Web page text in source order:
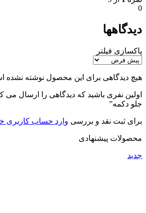
0
دیدگاهها
پاکسازی فیلتر
هیچ دیدگاهی برای این محصول نوشته نشده
اولین نفری باشید که دیدگاهی را ارسال می
جلو دکمه”
برای ثبت نقد و بررسی وارد حساب کاربری
محصولات پیشنهادی
جدید